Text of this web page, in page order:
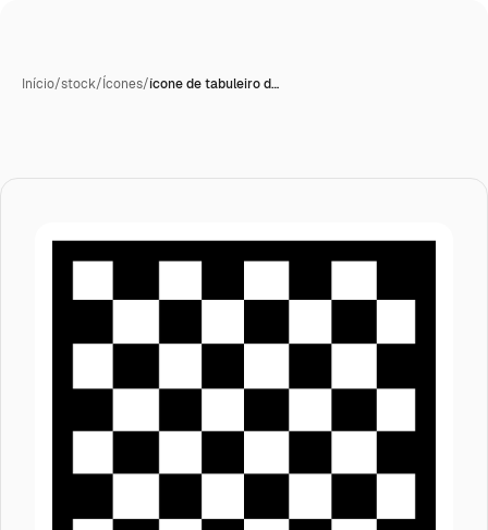
Início/stock/Ícones/ícone de tabuleiro d…